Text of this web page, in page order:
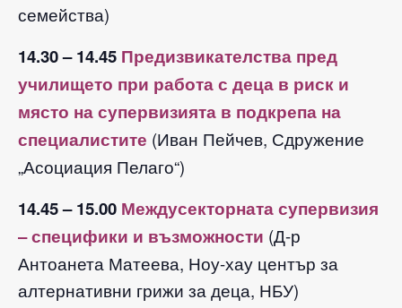
семейства)
14.30 – 14.45 Предизвикателства пред
училището при работа с деца в риск и
място на супервизията в подкрепа на
специалистите (Иван Пейчев, Сдружение
„Асоциация Пелаго“)
14.45 – 15.00 Междусекторната супервизия
– специфики и възможности (Д-р
Антоанета Матеева, Ноу-хау център за
алтернативни грижи за деца, НБУ)